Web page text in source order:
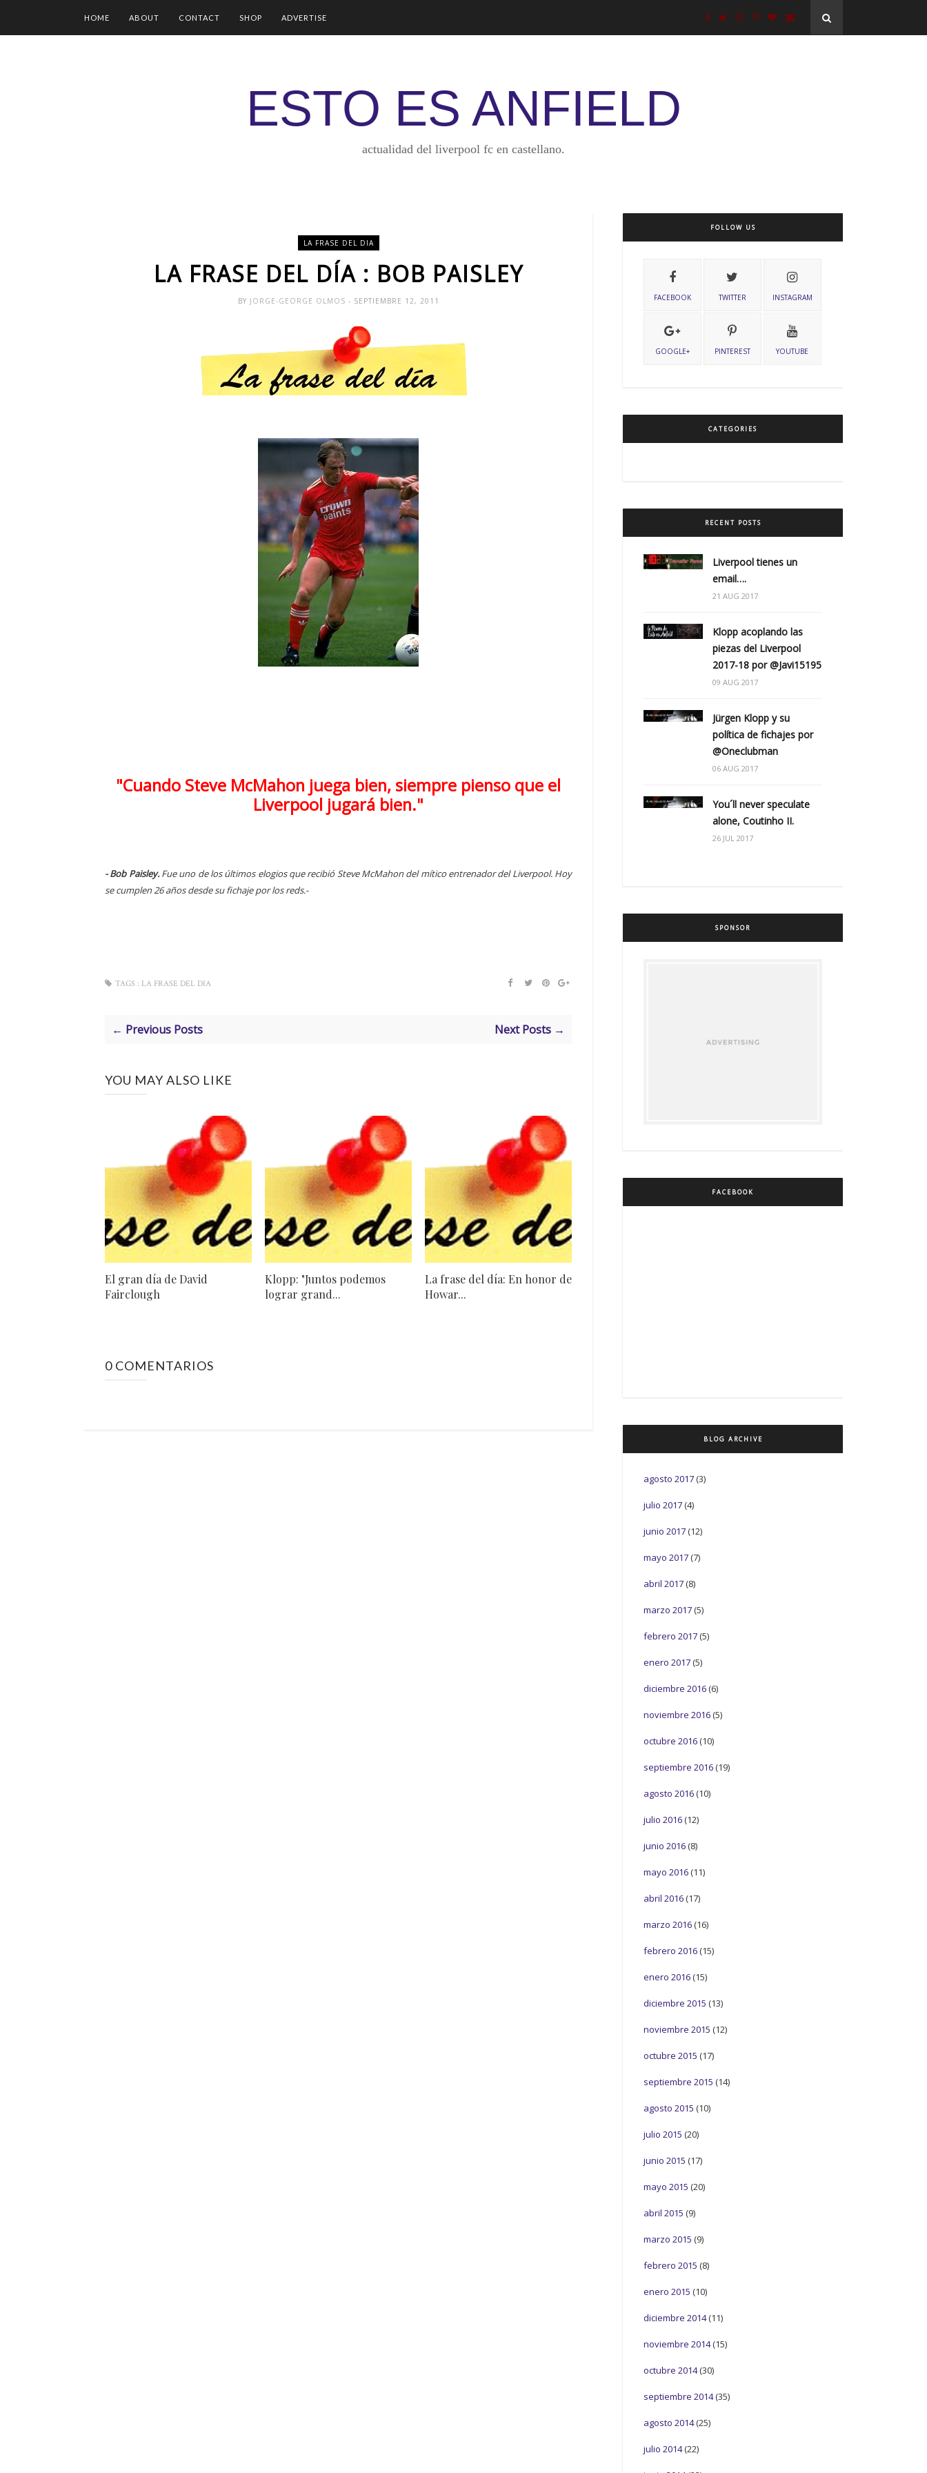
HOME ABOUT CONTACT SHOP ADVERTISE
ESTO ES ANFIELD
actualidad del liverpool fc en castellano.
LA FRASE DEL DIA
LA FRASE DEL DÍA : BOB PAISLEY
BY JORGE-GEORGE OLMOS - SEPTIEMBRE 12, 2011
"Cuando Steve McMahon juega bien, siempre pienso que el
Liverpool jugará bien."
- Bob Paisley. Fue uno de los últimos elogios que recibió Steve McMahon del mítico entrenador del Liverpool. Hoy
se cumplen 26 años desde su fichaje por los reds.-
TAGS : LA FRASE DEL DIA
← Previous Posts Next Posts →
YOU MAY ALSO LIKE
El gran día de David
Fairclough
Klopp: "Juntos podemos
lograr grand...
La frase del día: En honor de
Howar...
0 COMENTARIOS
FOLLOW US
FACEBOOK TWITTER INSTAGRAM
GOOGLE+ PINTEREST YOUTUBE
CATEGORIES
RECENT POSTS
Liverpool tienes un
email….
21 AUG 2017
Klopp acoplando las
piezas del Liverpool
2017-18 por @Javi15195
09 AUG 2017
Jürgen Klopp y su
política de fichajes por
@Oneclubman
06 AUG 2017
You´ll never speculate
alone, Coutinho II.
26 JUL 2017
SPONSOR
FACEBOOK
BLOG ARCHIVE
agosto 2017 (3)
julio 2017 (4)
junio 2017 (12)
mayo 2017 (7)
abril 2017 (8)
marzo 2017 (5)
febrero 2017 (5)
enero 2017 (5)
diciembre 2016 (6)
noviembre 2016 (5)
octubre 2016 (10)
septiembre 2016 (19)
agosto 2016 (10)
julio 2016 (12)
junio 2016 (8)
mayo 2016 (11)
abril 2016 (17)
marzo 2016 (16)
febrero 2016 (15)
enero 2016 (15)
diciembre 2015 (13)
noviembre 2015 (12)
octubre 2015 (17)
septiembre 2015 (14)
agosto 2015 (10)
julio 2015 (20)
junio 2015 (17)
mayo 2015 (20)
abril 2015 (9)
marzo 2015 (9)
febrero 2015 (8)
enero 2015 (10)
diciembre 2014(11)
noviembre 2014(15)
octubre 2014(30)
septiembre 2014(35)
agosto 2014(25)
julio 2014(22)